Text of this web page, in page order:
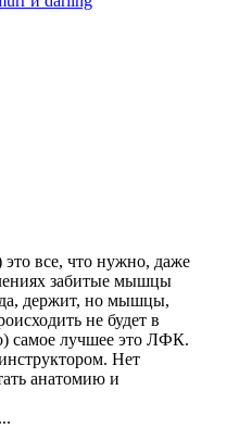
все, что нужно, даже
забитые мышцы
держит, но мышцы,
не будет в
самое лучшее это ЛФК.
Нет
анатомию и